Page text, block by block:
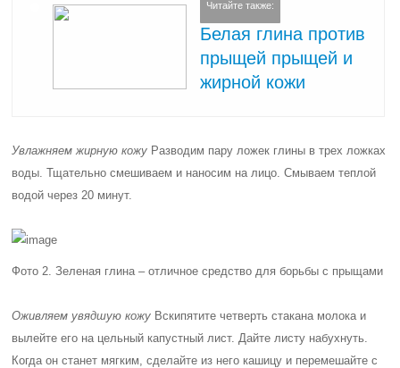
Читайте также:
Белая глина против
прыщей прыщей и
жирной кожи
Увлажняем жирную кожу Разводим пару ложек глины в трех ложках
воды. Тщательно смешиваем и наносим на лицо. Смываем теплой
водой через 20 минут.
Фото 2. Зеленая глина – отличное средство для борьбы с прыщами
Оживляем увядшую кожу Вскипятите четверть стакана молока и
вылейте его на цельный капустный лист. Дайте листу набухнуть.
Когда он станет мягким, сделайте из него кашицу и перемешайте с